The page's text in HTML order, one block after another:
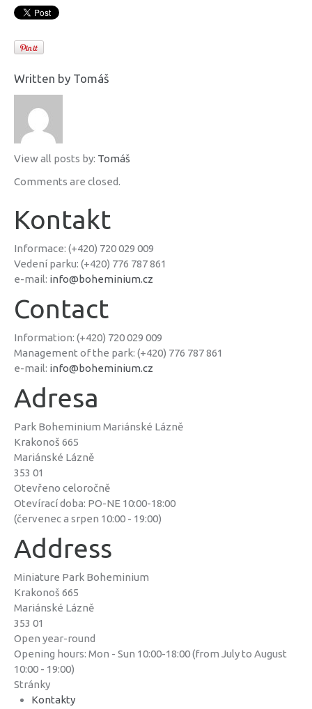
Written by Tomáš
View all posts by: Tomáš
Comments are closed.
Kontakt
Informace: (+420) 720 029 009
Vedení parku: (+420) 776 787 861
e-mail: info@boheminium.cz
Contact
Information: (+420) 720 029 009
Management of the park: (+420) 776 787 861
e-mail: info@boheminium.cz
Adresa
Park Boheminium Mariánské Lázně
Krakonoš 665
Mariánské Lázně
353 01
Otevřeno celoročně
Otevírací doba: PO-NE 10:00-18:00
(červenec a srpen 10:00 - 19:00)
Address
Miniature Park Boheminium
Krakonoš 665
Mariánské Lázně
353 01
Open year-round
Opening hours: Mon - Sun 10:00-18:00 (from July to August
10:00 - 19:00)
Stránky
Kontakty